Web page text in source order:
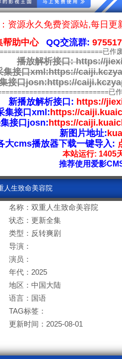
资源永久免费资源站,每日
帮助中心 QQ交流群:
已作
播放解析接口:https://
集接口xml:https://
接口josn:https://
已
新播放解析接口: https://
集接口xml: https://
接口josn:https://
新图片地址:
大cms播放器下载一键导入:
本站运行: 1405
推荐使用爱影
人生致命美容院
名称：双重人生致命美容院
状态：更新全集
类型：反转爽剧
导演：
演员：
年代：2025
地区：中国大陆
语言：国语
TAG标签：
更新时间：2025-08-01